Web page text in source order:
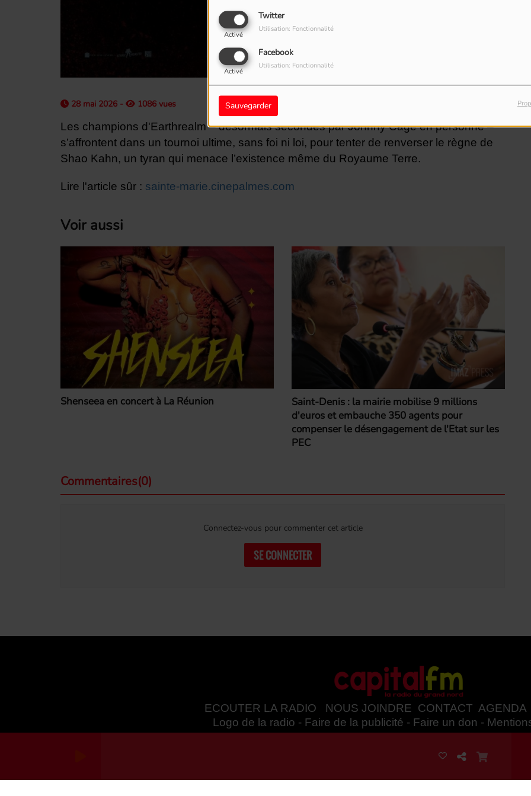
Twitter
Activé
Utilisation: Fonctionnalité
Facebook
Activé
Utilisation: Fonctionnalité
Sauvegarder
28 mai 2026 - 1086 vues
Les champions d'Earthrealm – désormais secondés par Johnny Cage en personne –
s’affrontent dans un tournoi ultime, sans foi ni loi, pour tenter de renverser le règne de
Shao Kahn, un tyran qui menace l’existence même du Royaume Terre.
Lire l'article sûr : sainte-marie.cinepalmes.com
Voir aussi
Shenseea en concert à La Réunion
Saint-Denis : la mairie mobilise 9 millions
d'euros et embauche 350 agents pour
compenser le désengagement de l'Etat sur les
PEC
Commentaires(0)
Connectez-vous pour commenter cet article
SE CONNECTER
ECOUTER LA RADIO NOUS JOINDRE CONTACT AGENDA
Logo de la radio - Faire de la publicité - Faire un don -